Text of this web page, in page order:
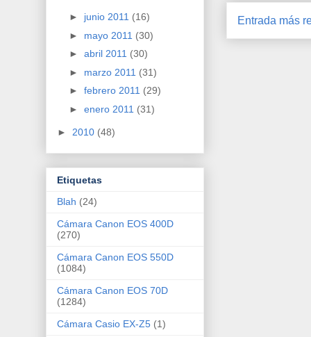
Entrada más
► junio 2011 (16)
► mayo 2011 (30)
► abril 2011 (30)
► marzo 2011 (31)
► febrero 2011 (29)
► enero 2011 (31)
► 2010 (48)
Etiquetas
Blah (24)
Cámara Canon EOS 400D
(270)
Cámara Canon EOS 550D
(1084)
Cámara Canon EOS 70D
(1284)
Cámara Casio EX-Z5 (1)